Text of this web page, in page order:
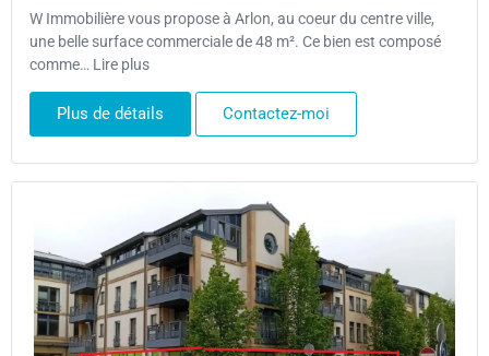
W Immobilière vous propose à Arlon, au coeur du centre ville,
une belle surface commerciale de 48 m². Ce bien est composé
comme… Lire plus
Plus de détails Contactez-moi